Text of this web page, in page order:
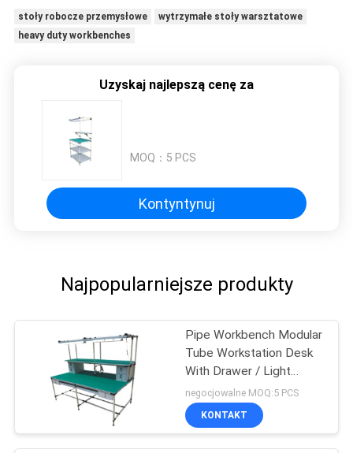
stoły robocze przemysłowe
wytrzymałe stoły warsztatowe
heavy duty workbenches
Uzyskaj najlepszą cenę za
MOQ： 5 PCS
Kontyntynuj
Najpopularniejsze produkty
Pipe Workbench Modular
Tube Workstation Desk
With Drawer / Light
Lamp
negocjowalne MOQ:5 PCS
KONTAKT